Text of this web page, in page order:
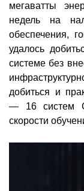
мегаватты
недель на
обеспечения,
удалось
системе без
добиться и
— 16 систем
скорости